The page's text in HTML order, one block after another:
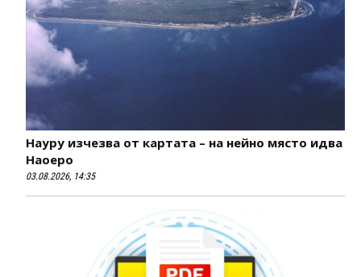
Науру изчезва от картата – на нейно място идва
Наоеро
03.08.2026, 14:35